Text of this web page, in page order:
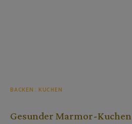
BACKEN KUCHEN
Gesunder Marmor-Kuchen